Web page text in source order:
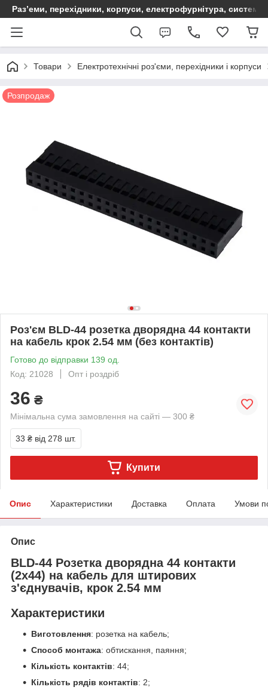
Раз’еми, перехідники, корпуси, електрофурнітура,
Товари Електротехнічні роз'єми, перехідники і корпуси
Розпродаж
Роз'єм BLD-44 розетка дворядна 44 контакти
на кабель крок 2.54 мм (без контактів)
Готово до відправки 139 од.
Код: 21028
Опт і роздріб
36 ₴
Мінімальна сума замовлення на сайті — 300 ₴
33 ₴ від 278 шт.
Купити
Опис Характеристики Доставка Оплата Умови
Опис
BLD-44 Розетка дворядна 44 контакти
(2х44) на кабель для штирових
з'єднувачів, крок 2.54 мм
Характеристики
Виготовлення: розетка на кабель;
Способ монтажа: обтискання, паяння;
Кількість контактів: 44;
Кількість рядів контактів: 2;